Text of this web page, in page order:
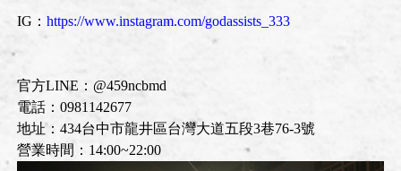
IG： https://www.instagram.com/godassists_333
官方LINE：@459ncbmd
電話：0981142677
地址：434台中市龍井區台灣大道五段3巷76-3號
營業時間：14:00~22:00